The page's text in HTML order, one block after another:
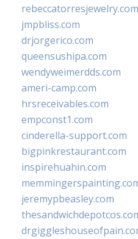
rebeccatorresjewelry.com
jmpbliss.com
drjorgerico.com
queensushipa.com
wendyweimerdds.com
ameri-camp.com
hrsreceivables.com
empconst1.com
cinderella-support.com
bigpinkrestaurant.com
inspirehuahin.com
jeremypbeasley.com